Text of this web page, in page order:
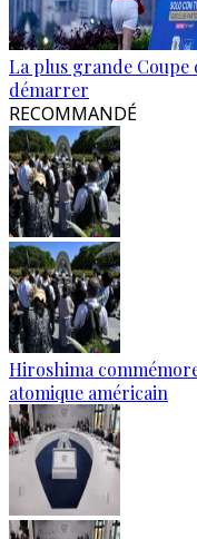
La plus grande Coupe
démarrer
RECOMMANDÉ
Hiroshima
atomique américain